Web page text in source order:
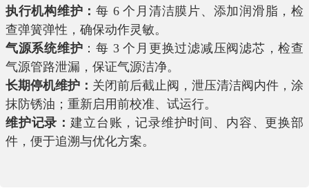
执行机构维护：每 6 个月清洁膜片、添加润滑脂，检
查弹簧弹性，确保动作灵敏。
气源系统维护 ：每 3 个月更换过滤减压阀滤芯，检查
气源管路泄漏，保证气源洁净。
长期停机维护： 关闭前后截止阀，泄压清洁阀内件，涂
抹防锈油；重新启用前校准、试运行。
维护记录：建立台账，记录维护时间、内容、更换部
件，便于追溯与优化方案。